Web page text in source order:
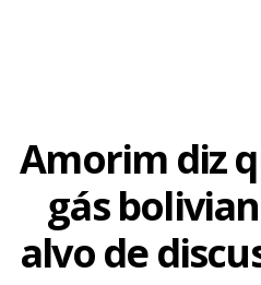
Amorim diz
gás
alvo de